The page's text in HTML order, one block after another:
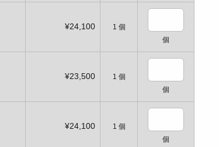
¥24,100 1 個
個
¥23,500 1 個
個
¥24,100 1 個
個